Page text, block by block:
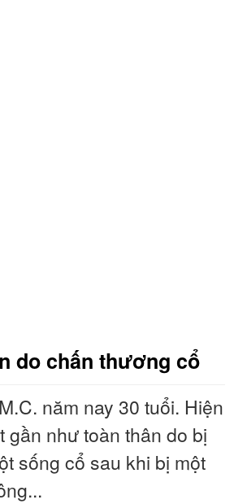
do chấn thương cổ
năm nay 30 tuổi. Hiện
gần như toàn thân do bị
sống cổ sau khi bị một